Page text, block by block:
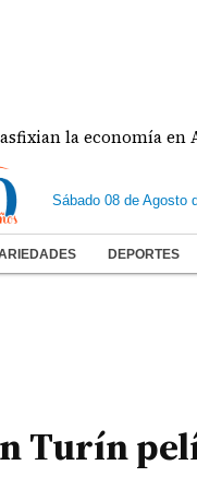
la economía en
Sábado 08 de Agosto
DEPORTES
Turín